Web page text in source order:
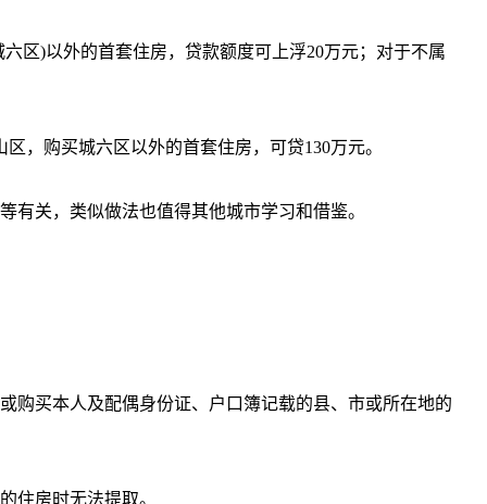
区)以外的首套住房，贷款额度可上浮20万元；对于不属
，购买城六区以外的首套住房，可贷130万元。
关，类似做法也值得其他城市学习和借鉴。
购买本人及配偶身份证、户口簿记载的县、市或所在地的
住房时无法提取。